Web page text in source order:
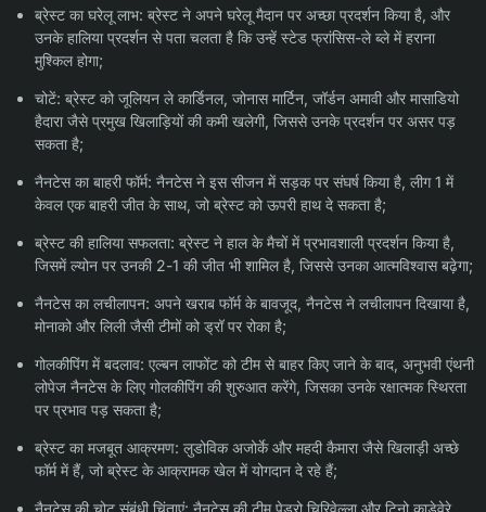
ब्रेस्ट का घरेलू लाभ: ब्रेस्ट ने अपने घरेलू मैदान पर अच्छा प्रदर्शन किया है, और
उनके हालिया प्रदर्शन से पता चलता है कि उन्हें स्टेड फ्रांसिस-ले ब्ले में हराना
मुश्किल होगा;
चोटें: ब्रेस्ट को जूलियन ले कार्डिनल, जोनास मार्टिन, जॉर्डन अमावी और मासाडियो
हैदारा जैसे प्रमुख खिलाड़ियों की कमी खलेगी, जिससे उनके प्रदर्शन पर असर पड़
सकता है;
नैनटेस का बाहरी फॉर्म: नैनटेस ने इस सीजन में सड़क पर संघर्ष किया है, लीग 1 में
केवल एक बाहरी जीत के साथ, जो ब्रेस्ट को ऊपरी हाथ दे सकता है;
ब्रेस्ट की हालिया सफलता: ब्रेस्ट ने हाल के मैचों में प्रभावशाली प्रदर्शन किया है,
जिसमें ल्योन पर उनकी 2-1 की जीत भी शामिल है, जिससे उनका आत्मविश्वास बढ़ेगा;
नैनटेस का लचीलापन: अपने खराब फॉर्म के बावजूद, नैनटेस ने लचीलापन दिखाया है,
मोनाको और लिली जैसी टीमों को ड्रॉ पर रोका है;
गोलकीपिंग में बदलाव: एल्बन लाफोंट को टीम से बाहर किए जाने के बाद, अनुभवी एंथनी
लोपेज नैनटेस के लिए गोलकीपिंग की शुरुआत करेंगे, जिसका उनके रक्षात्मक स्थिरता
पर प्रभाव पड़ सकता है;
ब्रेस्ट का मजबूत आक्रमण: लुडोविक अजोर्के और महदी कैमारा जैसे खिलाड़ी अच्छे
फॉर्म में हैं, जो ब्रेस्ट के आक्रामक खेल में योगदान दे रहे हैं;